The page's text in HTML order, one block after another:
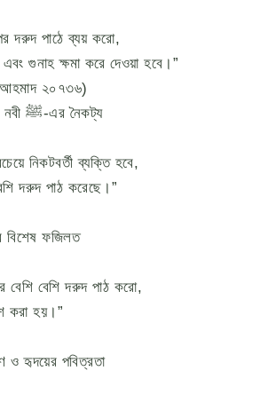
দরুদ পাঠে ব্যয় করো,
গুনাহ ক্ষমা করে দেওয়া হবে।”
২০৭৩৬)
কিয়ামতের দিন নবী ﷺ-এর নৈকট্য
নিকটবর্তী ব্যক্তি হবে,
দরুদ পাঠ করেছে।”
বিশেষ ফজিলত
বেশি দরুদ পাঠ করো,
করা হয়।”
ও হৃদয়ের পবিত্রতা